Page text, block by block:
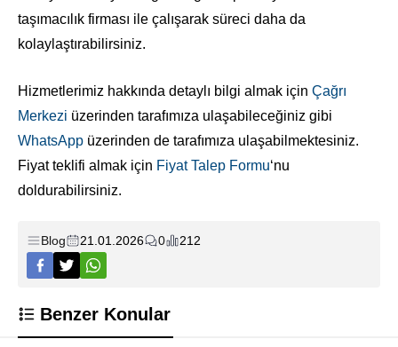
taşımacılık firması ile çalışarak süreci daha da
kolaylaştırabilirsiniz.
Hizmetlerimiz hakkında detaylı bilgi almak için Çağrı
Merkezi üzerinden tarafımıza ulaşabileceğiniz gibi
WhatsApp üzerinden de tarafımıza ulaşabilmektesiniz.
Fiyat teklifi almak için Fiyat Talep Formu‘nu
doldurabilirsiniz.
Blog 21.01.2026 0 212
Benzer Konular